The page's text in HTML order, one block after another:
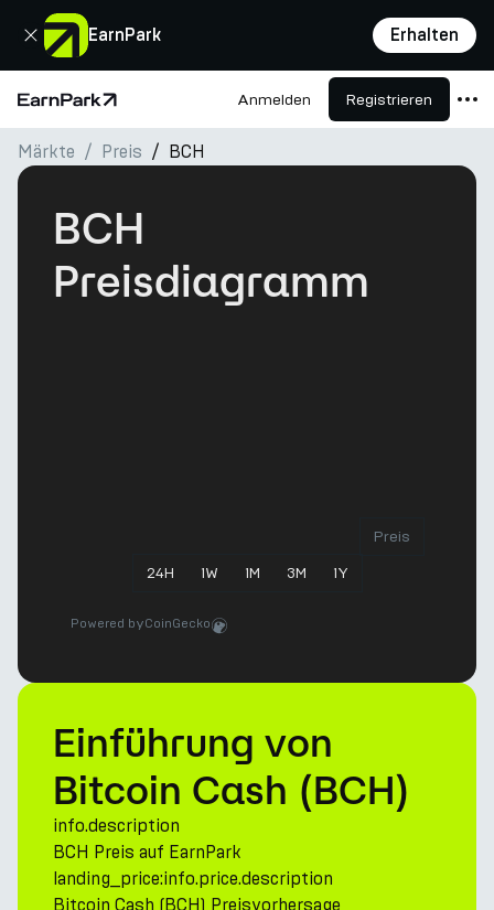
EarnPark Erhalten
Schließen
Startseite Anmelden Registrieren
Produkte
Märkte
Rechner
PARK Token
Märkte Preis BCH
BCH
Preisdiagramm
24H 1W 1M 3M 1Y
Preis
Powered byCoinGecko
Einführung von
Bitcoin Cash (BCH)
info.description
BCH Preis auf EarnPark
landing_price:info.price.description
Bitcoin Cash (BCH) Preisvorhersage